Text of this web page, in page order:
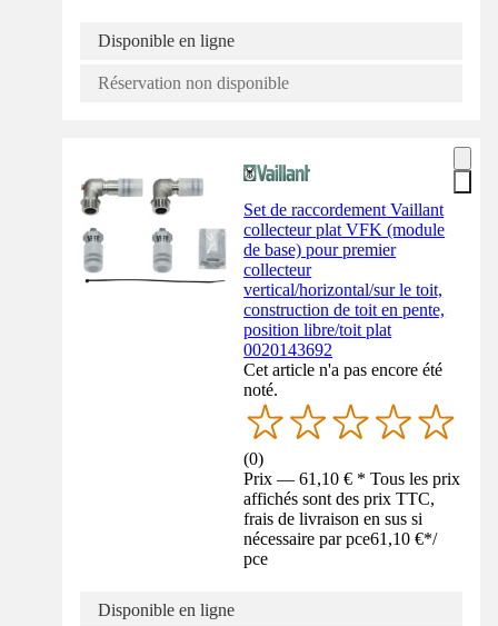
Disponible en ligne
Réservation non disponible
Set de raccordement Vaillant
collecteur plat VFK (module
de base) pour premier
collecteur
vertical/horizontal/sur le toit,
construction de toit en pente,
position libre/toit plat
0020143692
Cet article n'a pas encore été
noté.
(0)
Prix — 61,10 € * Tous les prix
affichés sont des prix TTC,
frais de livraison en sus si
nécessaire par pce61,10 €*/
pce
Disponible en ligne